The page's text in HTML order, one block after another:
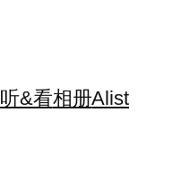
听&看相册Alist